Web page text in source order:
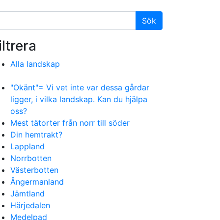
Alla landskap
"Okänt"= Vi vet inte var dessa gårdar
ligger, i vilka landskap. Kan du hjälpa
oss?
Mest tätorter från norr till söder
Din hemtrakt?
Lappland
Norrbotten
Västerbotten
Ångermanland
Jämtland
Härjedalen
Medelpad